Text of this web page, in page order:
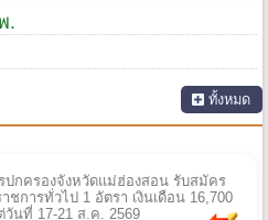
.
ทั้งหมด
ปกครองจังหวัดแม่ฮ่องสอน รับสมัคร
ชการทั่วไป 1 อัตรา เงินเดือน 16,700
วันที่ 17-21 ส.ค. 2569